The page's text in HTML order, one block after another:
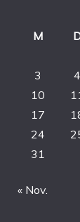
M
3
4
10
17
24
31
« Nov.